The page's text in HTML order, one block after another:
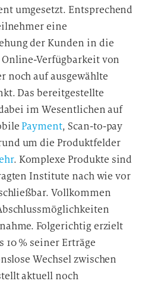
umgesetzt. Entsprechend
eine
der Kunden in die
Verfügbarkeit von
noch auf ausgewählte
Das bereitgestellte
im Wesentlichen auf
Payment, Scan-to-pay
um die Produktfelder
. Komplexe Produkte sind
Institute nach wie vor
Vollkommen
Folgerichtig erzielt
% seiner Erträge
Wechsel zwischen
aktuell noch